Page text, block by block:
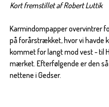
Kort fremstillet af Robert Luttik
Karmindompapper overvintrer
på forårstrækket, hvor vi havde
kommet for langt mod vest - til
mærket. Efterfølgende er den
nettene i Gedser.